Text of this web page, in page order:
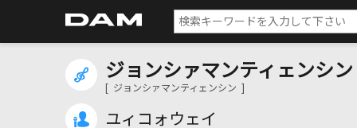
ジョンシァマンティェンシン
[ ジョンシァマンティェンシン ]
ユィコォウェイ